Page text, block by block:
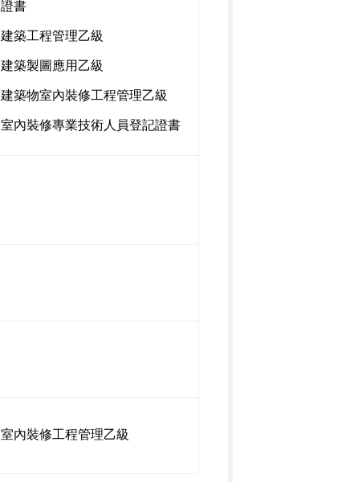
證書
建築工程管理乙級
建築製圖應用乙級
建築物室內裝修工程管理乙級
室內裝修專業技術人員登記證書
室內裝修工程管理乙級